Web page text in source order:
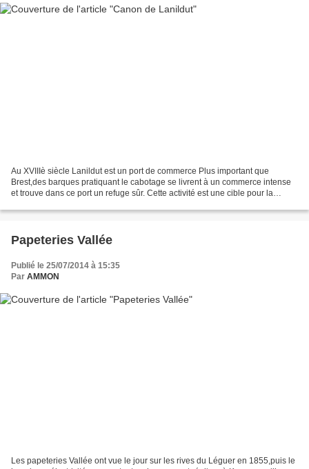
Au XVIIIè siècle Lanildut est un port de commerce Plus important que
Brest,des barques pratiquant le cabotage se livrent à un commerce intense
et trouve dans ce port un refuge sûr. Cette activité est une cible pour la
Papeteries Vallée
Publié le 25/07/2014 à 15:35
Par AMMON
Les papeteries Vallée ont vue le jour sur les rives du Léguer en 1855,puis le